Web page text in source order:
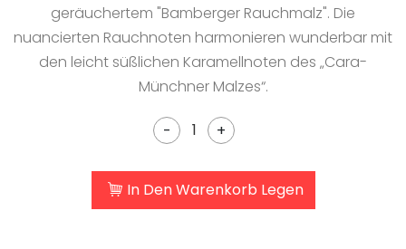
geräuchertem "Bamberger Rauchmalz". Die
nuancierten Rauchnoten harmonieren wunderbar mit
den leicht süßlichen Karamellnoten des „Cara-
Münchner Malzes“.
- +
In Den Warenkorb Legen